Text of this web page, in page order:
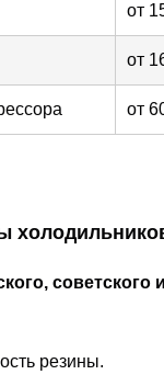
от
от
от
советского
резины.